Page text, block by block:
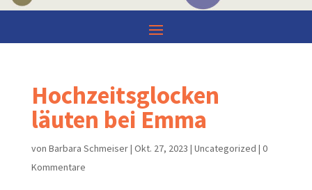
Hochzeitsglocken
läuten bei Emma
von Barbara Schmeiser| Okt. 27, 2023 | Uncategorized | 0
Kommentare